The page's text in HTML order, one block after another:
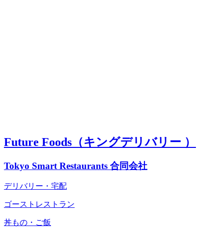
Future Foods（キングデリバリー ）
Tokyo Smart Restaurants 合同会社
デリバリー・宅配
ゴーストレストラン
丼もの・ご飯